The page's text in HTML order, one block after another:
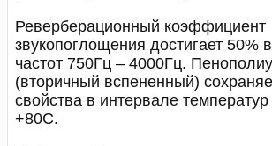
Реверберационный коэффициент
звукопоглощения достигает 50%
частот 750Гц – 4000Гц.
(вторичный вспененный)
свойства в интервале
+80С.